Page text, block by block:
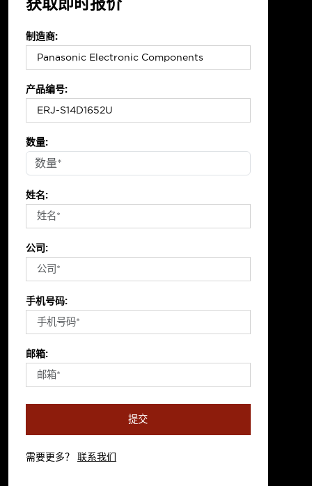
制造商:
产品编号:
数量:
姓名:
公司:
手机号码:
邮箱:
提交
需要更多？ 联系我们